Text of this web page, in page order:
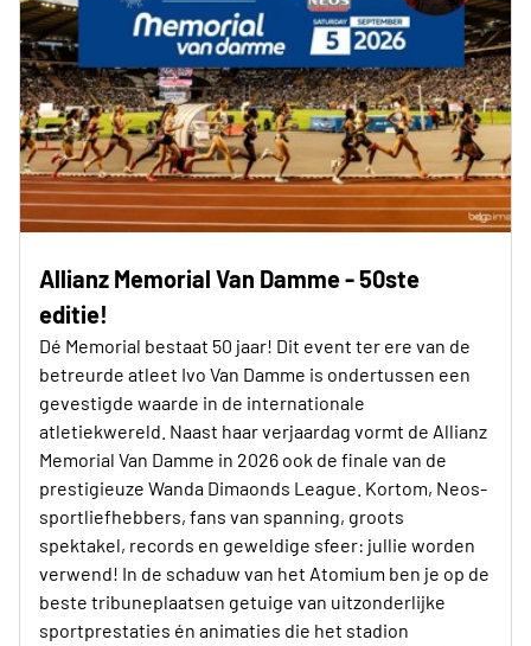
Allianz Memorial Van Damme - 50ste
editie!
Dé Memorial bestaat 50 jaar! Dit event ter ere van de
betreurde atleet Ivo Van Damme is ondertussen een
gevestigde waarde in de internationale
atletiekwereld. Naast haar verjaardag vormt de Allianz
Memorial Van Damme in 2026 ook de finale van de
prestigieuze Wanda Dimaonds League. Kortom, Neos-
sportliefhebbers, fans van spanning, groots
spektakel, records en geweldige sfeer: jullie worden
verwend! In de schaduw van het Atomium ben je op de
beste tribuneplaatsen getuige van uitzonderlijke
sportprestaties én animaties die het stadion